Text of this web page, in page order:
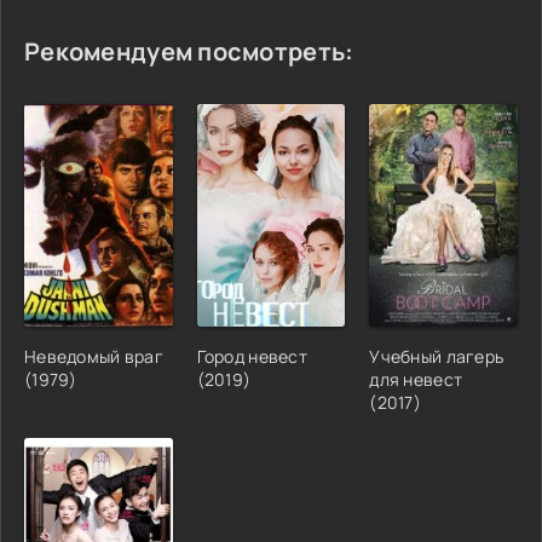
Рекомендуем посмотреть:
Неведомый враг
(1979)
Город невест
(2019)
Учебный лагерь
для невест
(2017)